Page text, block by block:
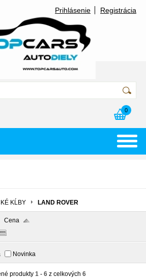
Prihlásenie Registrácia
0
KĹBY LAND ROVER
Cena
Novinka
produkty 1 - 6 z celkových 6